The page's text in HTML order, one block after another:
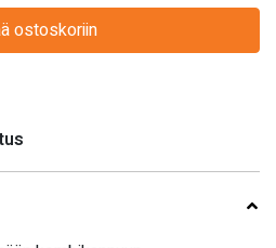
ostoskoriin